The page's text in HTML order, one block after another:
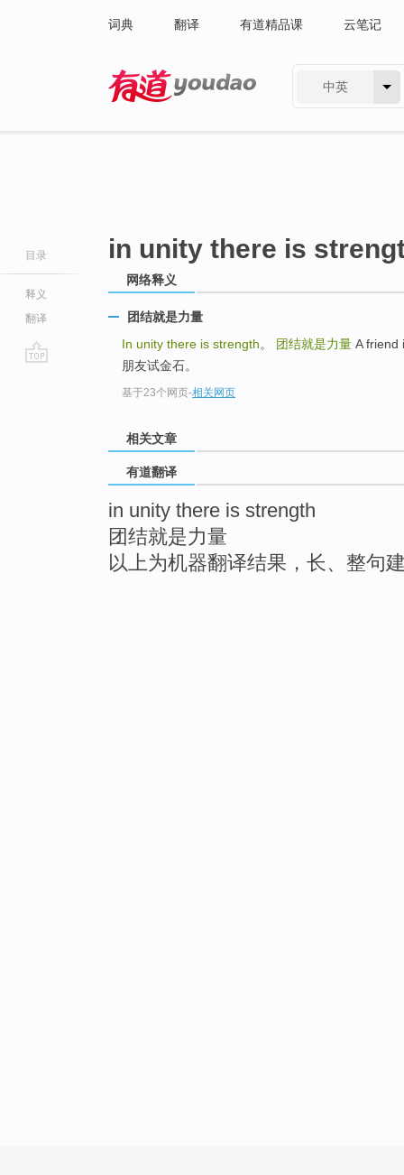
词典 翻译 有道精品课 云笔记
中英
目录
释义
翻译
in unity there is
网络释义
团结就是力量
In unity there is strength。 团结就是力量 A friend
朋友试金石。
基于23个网页-相关网页
相关文章
有道翻译
in unity there is strength
团结就是力量
以上为机器翻译结果，长、整句